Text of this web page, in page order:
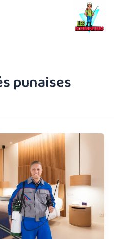
punaises